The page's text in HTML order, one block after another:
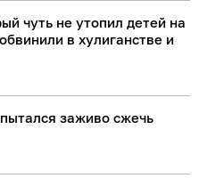
чуть не утопил детей на
в хулиганстве и
заживо сжечь